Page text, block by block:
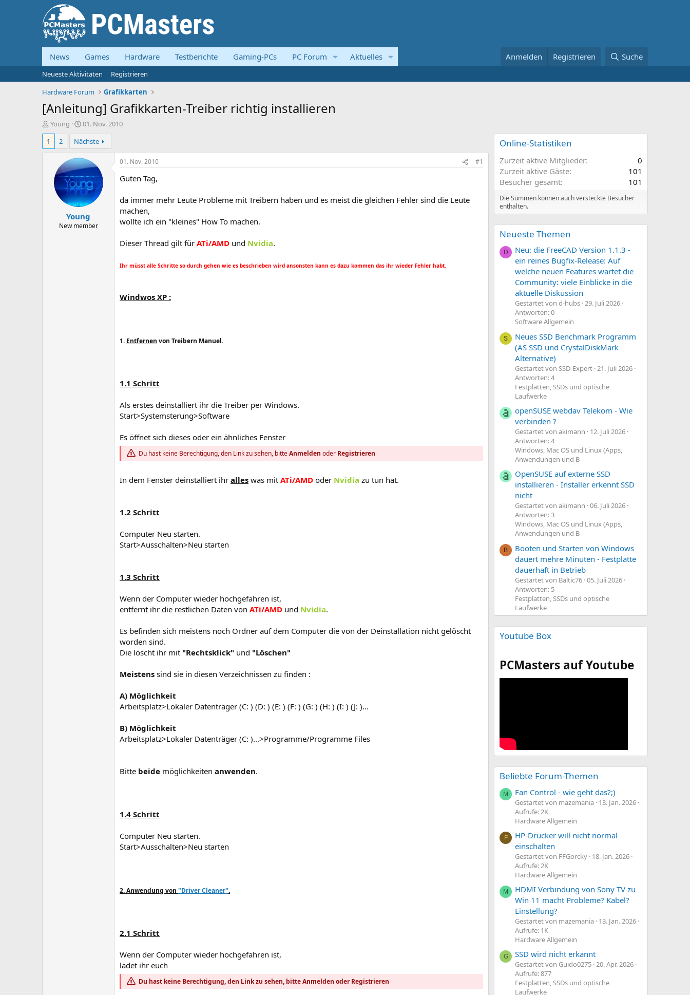
News Games Hardware Testberichte Gaming-PCs PC Forum Aktuelles Anmelden Registrieren Suche
Neueste Aktivitäten
Registrieren
Hardware Forum
Grafikkarten
[Anleitung] Grafikkarten-Treiber richtig installieren
E
r
t
Young
E
s
t
e
l
l
t
a
m
01. Nov. 2010
1
2 Nächste
Young
New member
01. Nov. 2010 #1
Guten Tag,
da immer mehr Leute Probleme mit Treibern haben und es meist die gleichen Fehler sind die Leute
machen,
wollte ich ein "kleines" How To machen.
Dieser Thread gilt für ATi/AMD und Nvidia.
Ihr müsst alle Schritte so durch gehen wie es beschrieben wird ansonsten kann es dazu kommen das ihr wieder Fehler habt.
Windwos XP :
1. Entfernen von Treibern Manuel.
1.1 Schritt
Als erstes deinstalliert ihr die Treiber per Windows.
Start>Systemsterung>Software
Es öffnet sich dieses oder ein ähnliches Fenster
Du hast keine Berechtigung, den Link zu sehen, bitteAnmelden oder Registrieren
In dem Fenster deinstalliert ihr alles was mit ATi/AMD oder Nvidia zu tun hat.
1.2 Schritt
Computer Neu starten.
Start>Ausschalten>Neu starten
1.3 Schritt
Wenn der Computer wieder hochgefahren ist,
entfernt ihr die restlichen Daten von ATi/AMD und Nvidia.
Es befinden sich meistens noch Ordner auf dem Computer die von der Deinstallation nicht gelöscht
worden sind.
Die löscht ihr mit "Rechtsklick" und "Löschen"
Meistens sind sie in diesen Verzeichnissen zu finden :
A) Möglichkeit
Arbeitsplatz>Lokaler Datenträger (C: ) (D: ) (E: ) (F: ) (G: ) (H: ) (I: ) (J: )...
B) Möglichkeit
Arbeitsplatz>Lokaler Datenträger (C: )...>Programme/Programme Files
Bitte beide möglichkeiten anwenden.
1.4 Schritt
Computer Neu starten.
Start>Ausschalten>Neu starten
2. Anwendung von "Driver Cleaner".
2.1 Schritt
Wenn der Computer wieder hochgefahren ist,
ladet ihr euch
Du hast keine Berechtigung, den Link zu sehen, bitteAnmelden oderRegistrieren
Online-Statistiken
Zurzeit aktive Mitglieder
0
Zurzeit aktive Gäste
101
Besucher gesamt
101
Die Summen können auch versteckte Besucher
enthalten.
Neueste Themen
D
Neu: die FreeCAD Version 1.1.3 -
ein reines Bugfix-Release: Auf
welche neuen Features wartet die
Community: viele Einblicke in die
aktuelle Diskussion
Gestartet von d-hubs 29. Juli 2026
Antworten: 0
Software Allgemein
S
Neues SSD Benchmark Programm
(AS SSD und CrystalDiskMark
Alternative)
Gestartet von SSD-Expert 21. Juli 2026
Antworten: 4
Festplatten, SSDs und optische
Laufwerke
openSUSE webdav Telekom - Wie
verbinden ?
Gestartet von akimann
12. Juli 2026
Antworten: 4
Windows, Mac OS und Linux (Apps,
Anwendungen und B
OpenSUSE auf externe SSD
installieren - Installer erkennt SSD
nicht
Gestartet von akimann 06. Juli 2026
Antworten: 3
Windows, Mac OS und Linux (Apps,
Anwendungen und B
B
Booten und Starten von Windows
dauert mehre Minuten - Festplatte
dauerhaft in Betrieb
Gestartet von Baltic76 05. Juli 2026
Antworten: 5
Festplatten, SSDs und optische
Laufwerke
Youtube Box
PCMasters auf Youtube
Beliebte Forum-Themen
M Fan Control - wie geht das?;)
Gestartet von mazemania 13. Jan. 2026
Aufrufe: 2K
Hardware Allgemein
F
HP-Drucker will nicht normal
einschalten
Gestartet von FFGorcky 18. Jan. 2026
Aufrufe: 2K
Hardware Allgemein
M
HDMI Verbindung von Sony TV zu
Win 11 macht Probleme? Kabel?
Einstellung?
Gestartet von mazemania 13. Jan. 2026
Aufrufe: 1K
Hardware Allgemein
G SSD wird nicht erkannt
Gestartet von Guido0275 20. Apr. 2026
Aufrufe: 877
Festplatten, SSDs und optische
Laufwerke